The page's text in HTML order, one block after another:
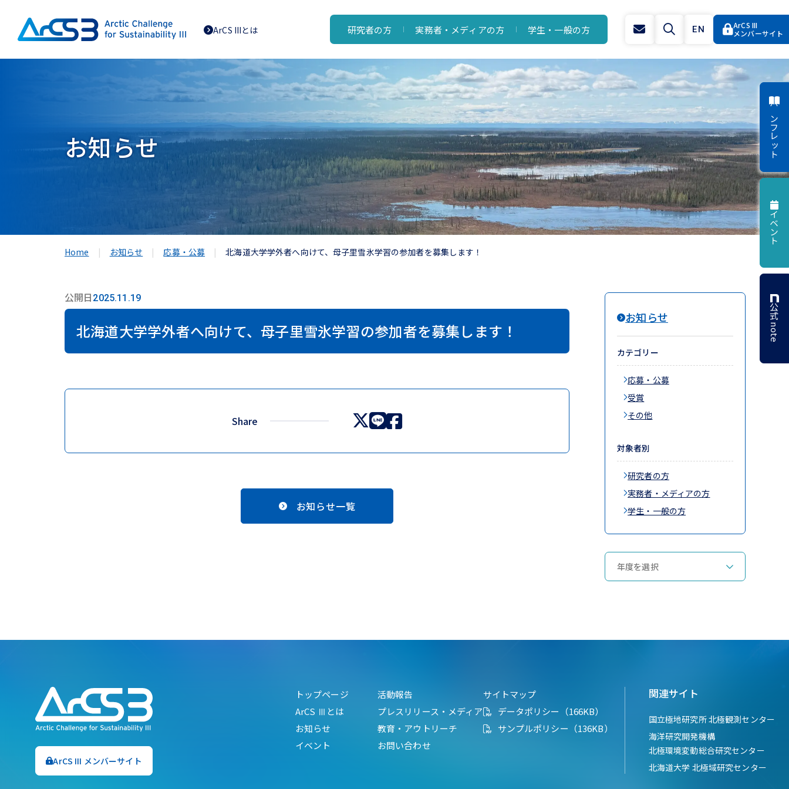
ArCS IIIとは EN
ArCS III
メンバーサイト
研究者の方 実務者・メディアの方 学生・一般の方
お知らせ
Home お知らせ 応募・公募 北海道大学学外者へ向けて、母子里雪氷学習の参加者を募集します！
公開日 2025.11.19
北海道大学学外者へ向けて、母子里雪氷学習の参加者を募集します！
Share
お知らせ一覧
お知らせ
カテゴリー
応募・公募
受賞
その他
対象者別
研究者の方
実務者・メディアの方
学生・一般の方
ArCS III メンバーサイト
トップページ
ArCS Ⅲとは
お知らせ
イベント
活動報告
プレスリリース・メディア
教育・アウトリーチ
お問い合わせ
サイトマップ
データポリシー（166KB）
サンプルポリシー（136KB）
関連サイト
国立極地研究所 北極観測センター
海洋研究開発機構
北極環境変動総合研究センター
北海道大学 北極域研究センター
パンフレット
イベント
公式 note